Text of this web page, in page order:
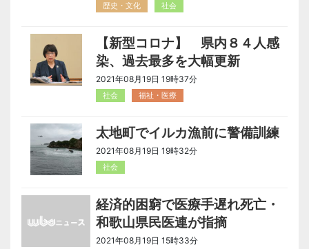
歴史・文化 社会
【新型コロナ】 県内８４人感
染、過去最多を大幅更新
2021年08月19日 19時37分
社会 福祉・医療
太地町でイルカ漁前に警備訓練
2021年08月19日 19時32分
社会
経済的困窮で医療手遅れ死亡・
和歌山県民医連が指摘
2021年08月19日 15時33分